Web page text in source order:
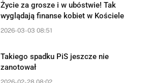
Życie za grosze i w ubóstwie! Tak
wyglądają finanse kobiet w Kościele
2026-03-03 08:51
Takiego spadku PiS jeszcze nie
zanotował